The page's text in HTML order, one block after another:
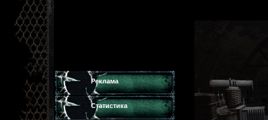
Реклама
Статистика